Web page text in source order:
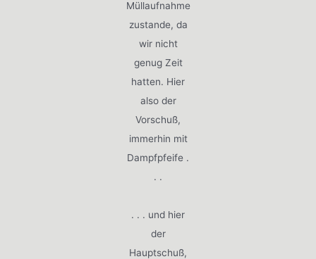
Müllaufnahme
zustande, da
wir nicht
genug Zeit
hatten. Hier
also der
Vorschuß,
immerhin mit
Dampfpfeife .
. .
. . . und hier
der
Hauptschuß,